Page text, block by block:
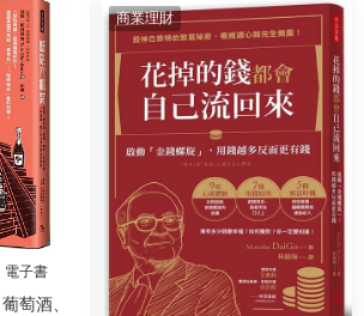
電子書
萄酒、
商業理財